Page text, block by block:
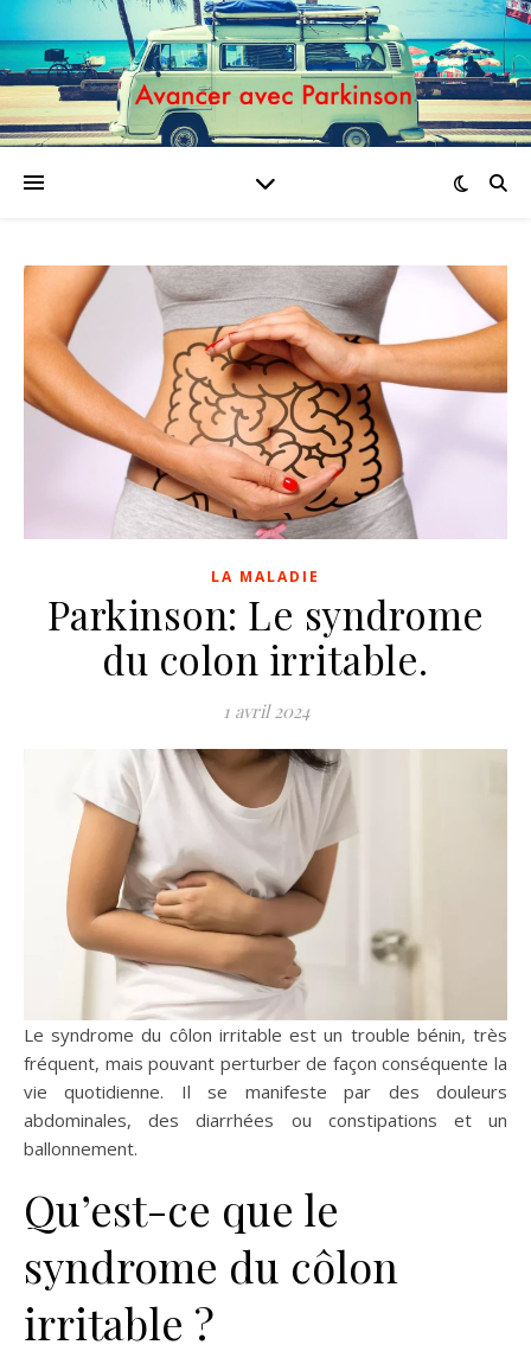
LA MALADIE
Parkinson: Le syndrome
du colon irritable.
1 avril 2024
Le syndrome du côlon irritable est un trouble bénin, très
fréquent, mais pouvant perturber de façon conséquente la
vie quotidienne. Il se manifeste par des douleurs
abdominales, des diarrhées ou constipations et un
ballonnement.
Qu’est-ce que le
syndrome du côlon
irritable ?